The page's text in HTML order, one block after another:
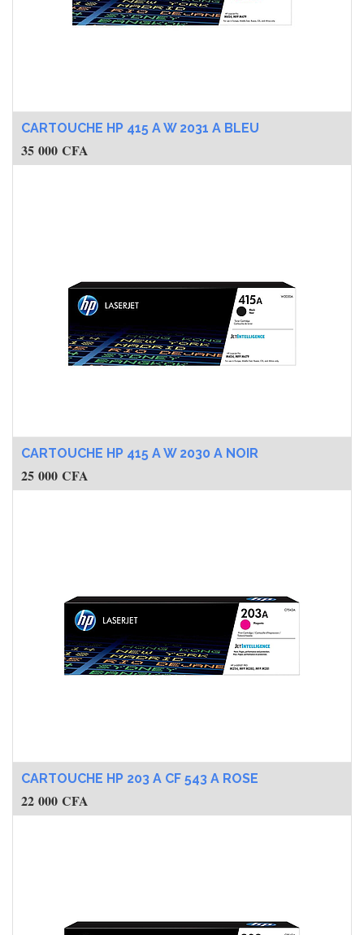
CARTOUCHE HP 415 A W 2031 A BLEU
35 000 CFA
CARTOUCHE HP 415 A W 2030 A NOIR
25 000 CFA
CARTOUCHE HP 203 A CF 543 A ROSE
22 000 CFA